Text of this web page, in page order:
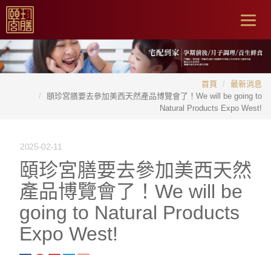
首頁
最新消息
頤珍宮膳要去參加美西天然產品博覽會了！We will be going to
Natural Products Expo West!
2025-02-11
頤珍宮膳要去參加美西天然
產品博覽會了！We will be
going to Natural Products
Expo West!